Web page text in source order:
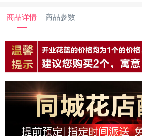
商品详情 商品参数